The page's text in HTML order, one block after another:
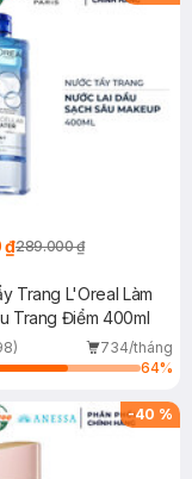
₫289.000 ₫
Trang L'Oreal Làm
Trang Điểm 400ml
734/tháng
64%
-40 %